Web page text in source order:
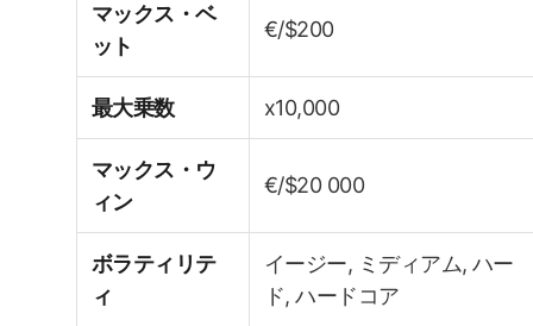
マックス・ベ
ット
€/$200
最大乗数 x10,000
マックス・ウ
ィン
€/$20 000
ボラティリテ
ィ
イージー, ミディアム, ハー
ド, ハードコア